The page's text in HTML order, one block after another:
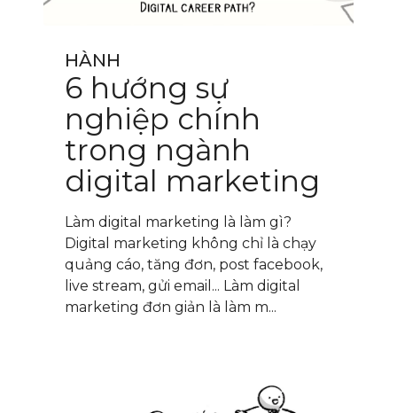
HÀNH
6 hướng sự
nghiệp chính
trong ngành
digital marketing
Làm digital marketing là làm gì?
Digital marketing không chỉ là chạy
quảng cáo, tăng đơn, post facebook,
live stream, gửi email... Làm digital
marketing đơn giản là làm m...